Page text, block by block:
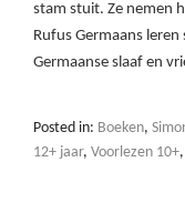
stam stuit. Ze nemen
Rufus Germaans
Germaanse slaaf en
Posted in: Boeken,
12+ jaar, Voorlezen 10+,